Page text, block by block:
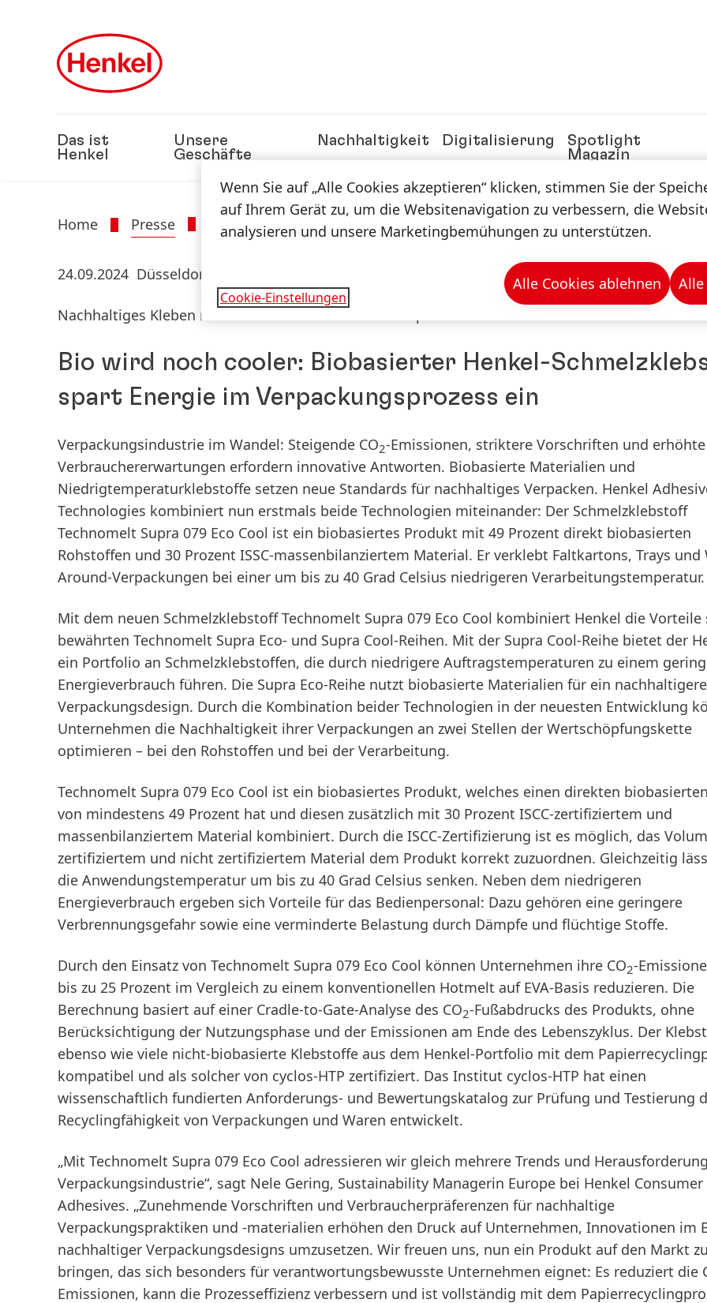
Das ist
Henkel
Unsere
Geschäfte
Nachhaltigkeit Digitalisierung
Spotlight
Magazin
Home Presse Presseinformationen & -mappen
24.09.2024 Düsseldorf
Nachhaltiges Kleben neu definiert mit Technomelt Supra 079 Eco Cool
Bio wird noch cooler: Biobasierter Henkel-
spart Energie im Verpackungsprozess ein
Verpackungsindustrie im Wandel: Steigende CO2-Emissionen, striktere Vorschriften und erhöhte
Verbrauchererwartungen erfordern innovative Antworten. Biobasierte Materialien und
Niedrigtemperaturklebstoffe setzen neue Standards für nachhaltiges Verpacken. Henkel
Technologies kombiniert nun erstmals beide Technologien miteinander: Der Schmelzklebstoff
Technomelt Supra 079 Eco Cool ist ein biobasiertes Produkt mit 49 Prozent direkt biobasierten
Rohstoffen und 30 Prozent ISSC-massenbilanziertem Material. Er verklebt Faltkartons, Trays und
Around-Verpackungen bei einer um bis zu 40 Grad Celsius niedrigeren Verarbeitungstemperatur.
Mit dem neuen Schmelzklebstoff Technomelt Supra 079 Eco Cool kombiniert Henkel die Vorteile
bewährten Technomelt Supra Eco- und Supra Cool-Reihen. Mit der Supra Cool-Reihe bietet der
ein Portfolio an Schmelzklebstoffen, die durch niedrigere Auftragstemperaturen zu einem
Energieverbrauch führen. Die Supra Eco-Reihe nutzt biobasierte Materialien für ein
Verpackungsdesign. Durch die Kombination beider Technologien in der neuesten Entwicklung
Unternehmen die Nachhaltigkeit ihrer Verpackungen an zwei Stellen der Wertschöpfungskette
optimieren – bei den Rohstoffen und bei der Verarbeitung.
Technomelt Supra 079 Eco Cool ist ein biobasiertes Produkt, welches einen direkten
von mindestens 49 Prozent hat und diesen zusätzlich mit 30 Prozent ISCC-zertifiziertem und
massenbilanziertem Material kombiniert. Durch die ISCC-Zertifizierung ist es möglich, das
zertifiziertem und nicht zertifiziertem Material dem Produkt korrekt zuzuordnen. Gleichzeitig
die Anwendungstemperatur um bis zu 40 Grad Celsius senken. Neben dem niedrigeren
Energieverbrauch ergeben sich Vorteile für das Bedienpersonal: Dazu gehören eine geringere
Verbrennungsgefahr sowie eine verminderte Belastung durch Dämpfe und flüchtige Stoffe.
Durch den Einsatz von Technomelt Supra 079 Eco Cool können Unternehmen ihre CO2-
bis zu 25 Prozent im Vergleich zu einem konventionellen Hotmelt auf EVA-Basis reduzieren. Die
Berechnung basiert auf einer Cradle-to-Gate-Analyse des CO2-Fußabdrucks des Produkts, ohne
Berücksichtigung der Nutzungsphase und der Emissionen am Ende des Lebenszyklus. Der
ebenso wie viele nicht-biobasierte Klebstoffe aus dem Henkel-Portfolio mit dem
kompatibel und als solcher von cyclos-HTP zertifiziert. Das Institut cyclos-HTP hat einen
wissenschaftlich fundierten Anforderungs- und Bewertungskatalog zur Prüfung und Testierung
Recyclingfähigkeit von Verpackungen und Waren entwickelt.
„Mit Technomelt Supra 079 Eco Cool adressieren wir gleich mehrere Trends und
Verpackungsindustrie“, sagt Nele Gering, Sustainability Managerin Europe bei Henkel Consumer
Adhesives. „Zunehmende Vorschriften und Verbraucherpräferenzen für nachhaltige
Verpackungspraktiken und -materialien erhöhen den Druck auf Unternehmen, Innovationen im
nachhaltiger Verpackungsdesigns umzusetzen. Wir freuen uns, nun ein Produkt auf den Markt zu
bringen, das sich besonders für verantwortungsbewusste Unternehmen eignet: Es reduziert die
Emissionen, kann die Prozesseffizienz verbessern und ist vollständig mit dem
Wenn Sie auf „Alle Cookies akzeptieren“ klicken, stimmen Sie der
auf Ihrem Gerät zu, um die Websitenavigation zu verbessern, die
analysieren und unsere Marketingbemühungen zu unterstützen.
Cookie-Einstellungen
Alle Cookies ablehnen Alle